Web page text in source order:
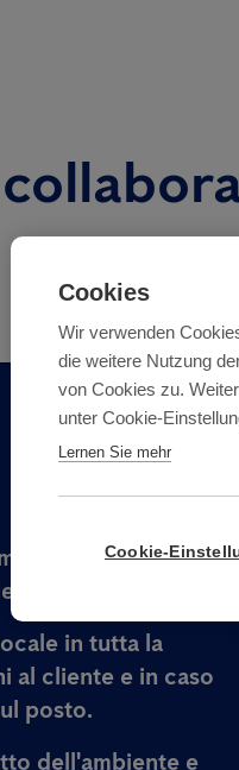
da
lunedi a
20:00.
in tutta la
al cliente e in caso
posto.
dell'ambiente e
Cookies
Wir verwenden
die weitere Nutzung
von Cookies zu.
unter Cookie-
Lernen Sie mehr
Cookie-